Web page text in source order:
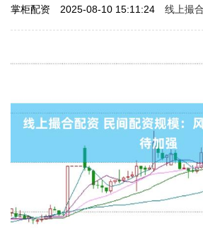
掌柜配资 2025-08-10 15:11:24 线上撮